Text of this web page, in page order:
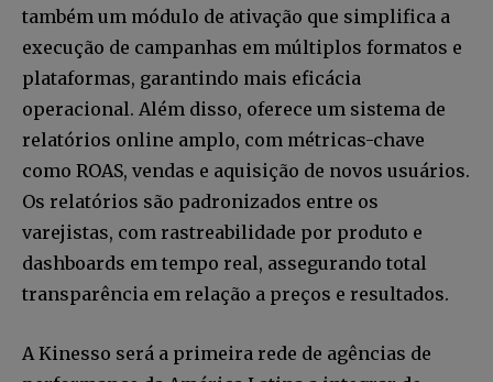
também um módulo de ativação que simplifica a
execução de campanhas em múltiplos formatos e
plataformas, garantindo mais eficácia
operacional. Além disso, oferece um sistema de
relatórios online amplo, com métricas-chave
como ROAS, vendas e aquisição de novos usuários.
Os relatórios são padronizados entre os
varejistas, com rastreabilidade por produto e
dashboards em tempo real, assegurando total
transparência em relação a preços e resultados.
A Kinesso será a primeira rede de agências de